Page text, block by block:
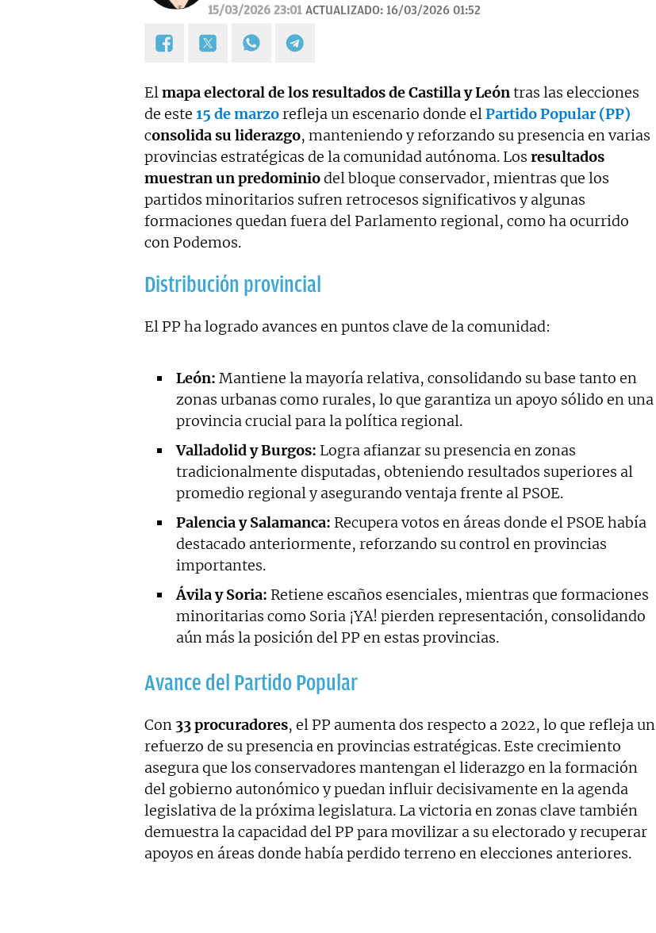
15/03/2026 23:01 ACTUALIZADO: 16/03/2026 01:52
Elmapa electoral de los resultados de Castilla y Leóntras las elecciones
de este 15 de marzorefleja un escenario donde elPartido Popular (PP)
consolida su liderazgo, manteniendo y reforzando su presencia en varias
provincias estratégicas de la comunidad autónoma. Los resultados
muestran un predominiodel bloque conservador, mientras que los
partidos minoritarios sufren retrocesos significativos y algunas
formaciones quedan fuera del Parlamento regional, como ha ocurrido
con Podemos.
Distribución provincial
El PP ha logrado avances en puntos clave de la comunidad:
León: Mantiene la mayoría relativa, consolidando su base tanto en
zonas urbanas como rurales, lo que garantiza un apoyo sólido en una
provincia crucial para la política regional.
Valladolid y Burgos: Logra afianzar su presencia en zonas
tradicionalmente disputadas, obteniendo resultados superiores al
promedio regional y asegurando ventaja frente al PSOE.
Palencia y Salamanca: Recupera votos en áreas donde el PSOE había
destacado anteriormente, reforzando su control en provincias
importantes.
Ávila y Soria: Retiene escaños esenciales, mientras que formaciones
minoritarias como Soria ¡YA! pierden representación, consolidando
aún más la posición del PP en estas provincias.
Avance del Partido Popular
Con 33 procuradores, el PP aumenta dos respecto a 2022, lo que refleja un
refuerzo de su presencia en provincias estratégicas. Este crecimiento
asegura que los conservadores mantengan el liderazgo en la formación
del gobierno autonómico y puedan influir decisivamente en la agenda
legislativa de la próxima legislatura. La victoria en zonas clave también
demuestra la capacidad del PP para movilizar a su electorado y recuperar
apoyos en áreas donde había perdido terreno en elecciones anteriores.